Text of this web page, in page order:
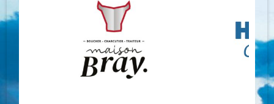
Nos partenaires
Médiathèque